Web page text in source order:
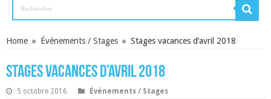
Home » Événements / Stages » Stages vacances d’avril 2018
Stages vacances d’avril 2018
5 octobre 2016 Événements / Stages